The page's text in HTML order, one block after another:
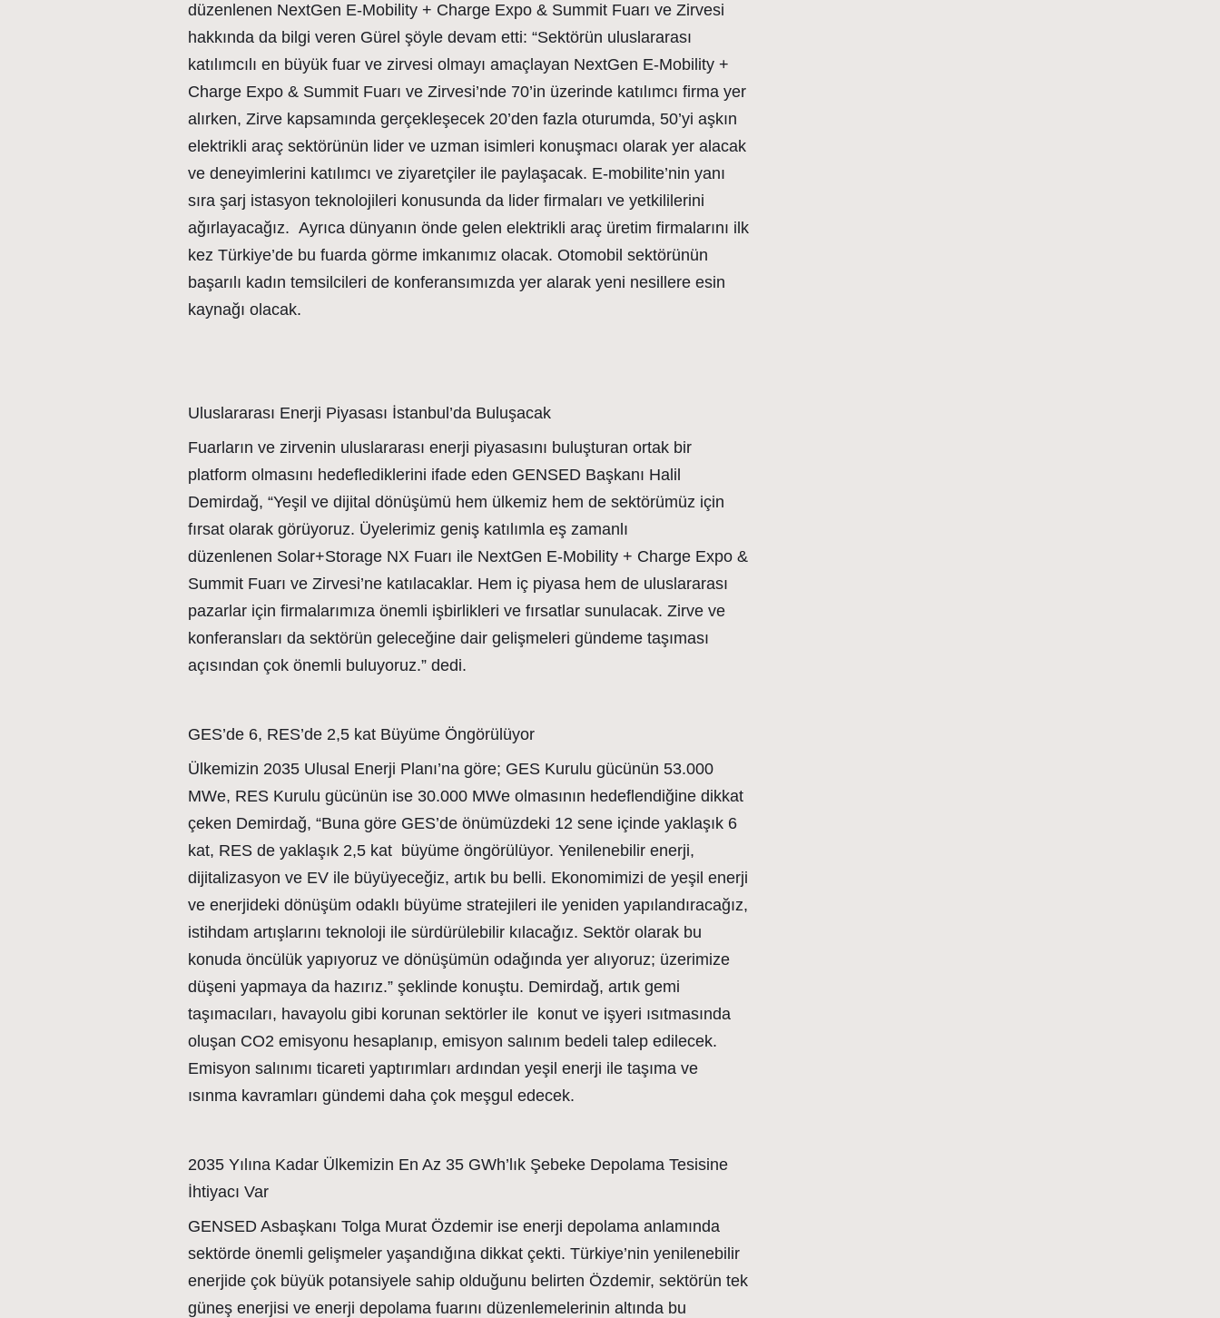
düzenlenen NextGen E-Mobility + Charge Expo & Summit Fuarı ve Zirvesi
hakkında da bilgi veren Gürel şöyle devam etti: “Sektörün uluslararası
katılımcılı en büyük fuar ve zirvesi olmayı amaçlayan NextGen E-Mobility +
Charge Expo & Summit Fuarı ve Zirvesi’nde 70’in üzerinde katılımcı firma yer
alırken, Zirve kapsamında gerçekleşecek 20’den fazla oturumda, 50’yi aşkın
elektrikli araç sektörünün lider ve uzman isimleri konuşmacı olarak yer alacak
ve deneyimlerini katılımcı ve ziyaretçiler ile paylaşacak. E-mobilite’nin yanı
sıra şarj istasyon teknolojileri konusunda da lider firmaları ve yetkililerini
ağırlayacağız. Ayrıca dünyanın önde gelen elektrikli araç üretim firmalarını ilk
kez Türkiye’de bu fuarda görme imkanımız olacak. Otomobil sektörünün
başarılı kadın temsilcileri de konferansımızda yer alarak yeni nesillere esin
kaynağı olacak.
Uluslararası Enerji Piyasası İstanbul’da Buluşacak
Fuarların ve zirvenin uluslararası enerji piyasasını buluşturan ortak bir
platform olmasını hedeflediklerini ifade eden GENSED Başkanı Halil
Demirdağ, “Yeşil ve dijital dönüşümü hem ülkemiz hem de sektörümüz için
fırsat olarak görüyoruz. Üyelerimiz geniş katılımla eş zamanlı
düzenlenen Solar+Storage NX Fuarı ile NextGen E-Mobility + Charge Expo &
Summit Fuarı ve Zirvesi’ne katılacaklar. Hem iç piyasa hem de uluslararası
pazarlar için firmalarımıza önemli işbirlikleri ve fırsatlar sunulacak. Zirve ve
konferansları da sektörün geleceğine dair gelişmeleri gündeme taşıması
açısından çok önemli buluyoruz.” dedi.
GES’de 6, RES’de 2,5 kat Büyüme Öngörülüyor
Ülkemizin 2035 Ulusal Enerji Planı’na göre; GES Kurulu gücünün 53.000
MWe, RES Kurulu gücünün ise 30.000 MWe olmasının hedeflendiğine dikkat
çeken Demirdağ, “Buna göre GES’de önümüzdeki 12 sene içinde yaklaşık 6
kat, RES de yaklaşık 2,5 kat büyüme öngörülüyor. Yenilenebilir enerji,
dijitalizasyon ve EV ile büyüyeceğiz, artık bu belli. Ekonomimizi de yeşil enerji
ve enerjideki dönüşüm odaklı büyüme stratejileri ile yeniden yapılandıracağız,
istihdam artışlarını teknoloji ile sürdürülebilir kılacağız. Sektör olarak bu
konuda öncülük yapıyoruz ve dönüşümün odağında yer alıyoruz; üzerimize
düşeni yapmaya da hazırız.” şeklinde konuştu. Demirdağ, artık gemi
taşımacıları, havayolu gibi korunan sektörler ile konut ve işyeri ısıtmasında
oluşan CO2 emisyonu hesaplanıp, emisyon salınım bedeli talep edilecek.
Emisyon salınımı ticareti yaptırımları ardından yeşil enerji ile taşıma ve
ısınma kavramları gündemi daha çok meşgul edecek.
2035 Yılına Kadar Ülkemizin En Az 35 GWh’lık Şebeke Depolama Tesisine
İhtiyacı Var
GENSED Asbaşkanı Tolga Murat Özdemir ise enerji depolama anlamında
sektörde önemli gelişmeler yaşandığına dikkat çekti. Türkiye’nin yenilenebilir
enerjide çok büyük potansiyele sahip olduğunu belirten Özdemir, sektörün tek
güneş enerjisi ve enerji depolama fuarını düzenlemelerinin altında bu